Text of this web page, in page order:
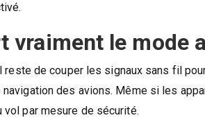
vraiment le mode
reste de couper les signaux sans fil
des avions. Même si les
par mesure de sécurité.